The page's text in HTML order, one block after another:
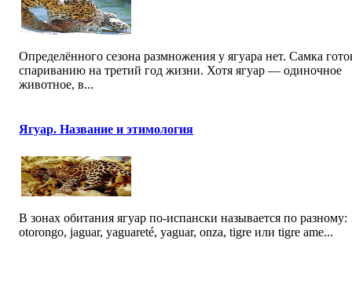
Определённого сезона размножения у ягуара нет. Самка
спариванию на третий год жизни. Хотя ягуар — одиночное
животное, в...
Ягуар. Название и этимология
В зонах обитания ягуар по-испански называется по разному:
otorongo, jaguar, yaguareté, yaguar, onza, tigre или tigre ame...